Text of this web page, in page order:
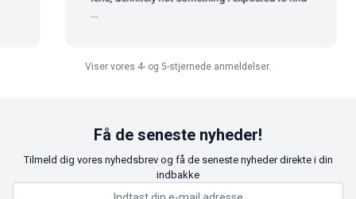
Viser vores 4- og 5-stjernede anmeldelser.
Få de seneste nyheder!
Tilmeld dig vores nyhedsbrev og få de seneste nyheder direkte i din
indbakke